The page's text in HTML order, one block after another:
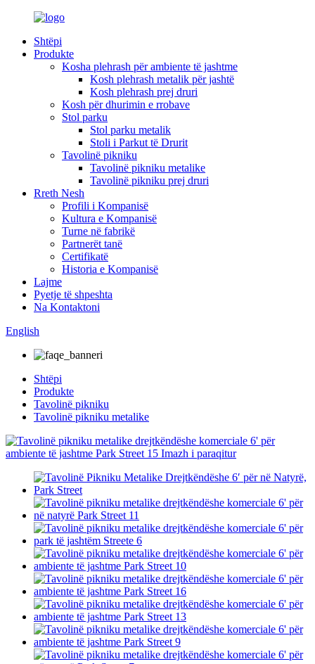
Shtëpi
Produkte
Kosha plehrash për ambiente të jashtme
Kosh plehrash metalik për jashtë
Kosh plehrash prej druri
Kosh për dhurimin e rrobave
Stol parku
Stol parku metalik
Stoli i Parkut të Drurit
Tavolinë pikniku
Tavolinë pikniku metalike
Tavolinë pikniku prej druri
Rreth Nesh
Profili i Kompanisë
Kultura e Kompanisë
Turne në fabrikë
Partnerët tanë
Certifikatë
Historia e Kompanisë
Lajme
Pyetje të shpeshta
Na Kontaktoni
English
Shtëpi
Produkte
Tavolinë pikniku
Tavolinë pikniku metalike